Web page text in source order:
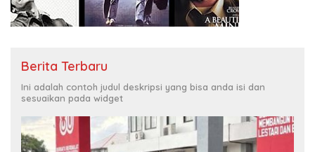
Berita Terbaru
Ini adalah contoh judul deskripsi yang bisa anda isi dan
sesuaikan pada widget